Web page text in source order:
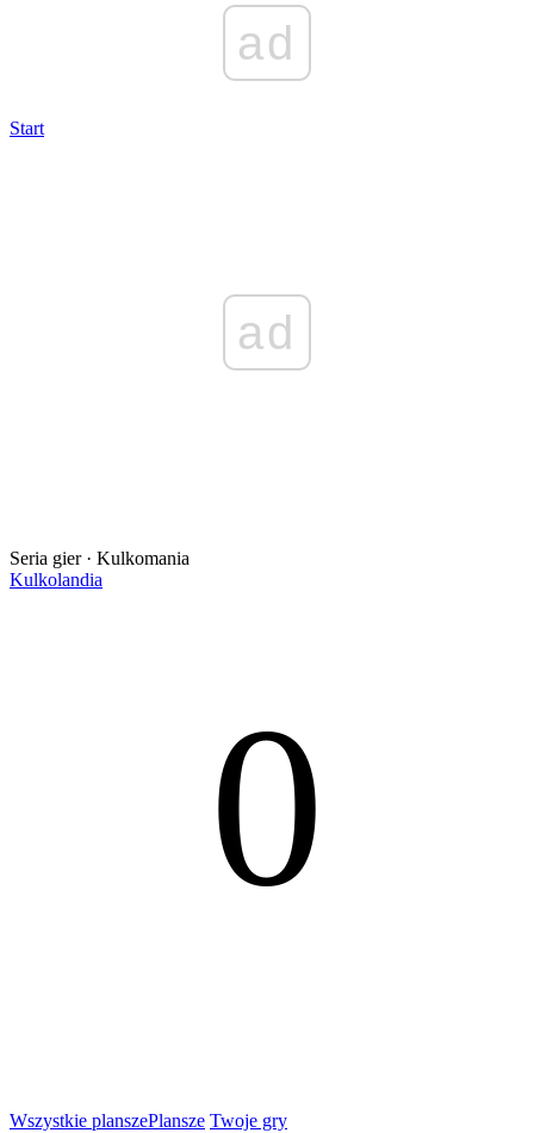
ad
Start
ad
Seria gier · Kulkomania
Kulkolandia
0
Wszystkie planszePlansze Twoje gry